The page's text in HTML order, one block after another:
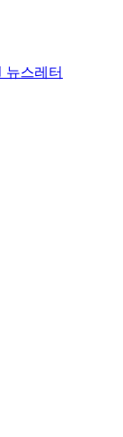
뉴스레터